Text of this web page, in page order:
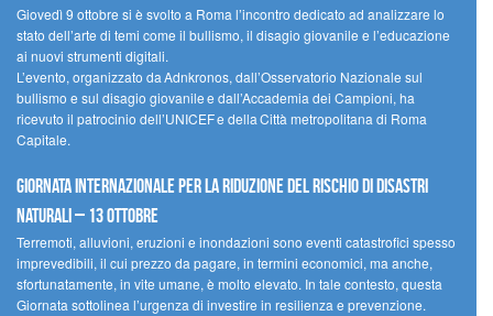
Giovedì 9 ottobre si è svolto a Roma l’incontro dedicato ad analizzare lo
stato dell’arte di temi come il bullismo, il disagio giovanile e l’educazione
ai nuovi strumenti digitali.
L’evento, organizzato da Adnkronos, dall’Osservatorio Nazionale sul
bullismo e sul disagio giovanile e dall’Accademia dei Campioni, ha
ricevuto il patrocinio dell’UNICEF e della Città metropolitana di Roma
Capitale.
Giornata internazionale per la riduzione del rischio di disastri
naturali – 13 ottobre
Terremoti, alluvioni, eruzioni e inondazioni sono eventi catastrofici spesso
imprevedibili, il cui prezzo da pagare, in termini economici, ma anche,
sfortunatamente, in vite umane, è molto elevato. In tale contesto, questa
Giornata sottolinea l’urgenza di investire in resilienza e prevenzione.